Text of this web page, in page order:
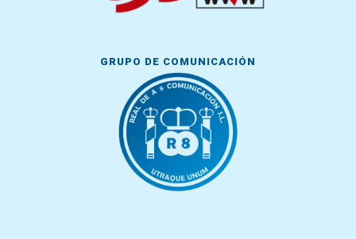
GRUPO DE COMUNICACIÓN